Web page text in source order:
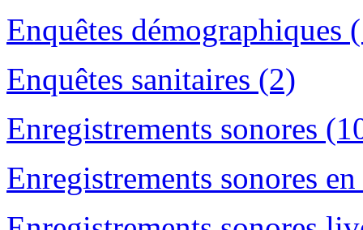
Enquêtes démographiques
Enquêtes sanitaires (2)
Enregistrements sonores
Enregistrements sonores